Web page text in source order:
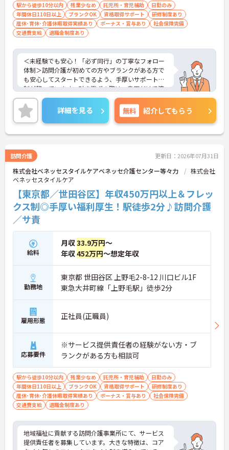
駅から徒歩10分以内 残業少なめ 託児所・育児補助
日勤のみ
年間休日110日以上
ブランクOK 資格取得サポート
研修制度あり
産休･育休･介護休暇取得実績あり
ボーナス・賞与あり
社会保険完備
交通費支給
退職金制度あり
＜未経験でも安心！「必ず同行」の丁寧なフォロー
体制＞訪問介護が初めての方やブランクがある方で
も安心してスタートできるよう、手厚いサポート体
制が整っています。引き継ぎの際は、書面だけで済
ませることはなく、必ず先輩スタッフが同行して丁
寧に指導を行います。 ご利用者様の住み慣れたご自
宅で、1対1でじっくりと向き合うケアができるた
め、「もっと丁寧に、親切に介護をしたい」という
想いをお持ちの方にぴったりの環境です。
ミ」の割引や保育手当など、ベネッセグループなら
ではの家族向け福利厚生が非常に充実しています。
産前産後・育児休暇の取得実績や復帰支援はもちろ
ん、お子様の看護休暇や、ご家族の介護休暇・短縮
勤務制度なども整備されています。ライフステージ
が変わっても、制度を活用しながら長く働き続けら
れる、スタッフに優しい職場です。
詳細を見る 無料 紹介してもらう
訪問介護 更新日：2026年07月31日
株式会社ベネッセスタイルケアベネッセ介護センター等々力
株式会社
ベネッセスタイルケア
【東京都／世田谷区】年収450万円以上＆フレッ
クス制◎手厚い福利厚生！駅徒歩2分♪訪問介護
／サ責
給料
月収33.9万円～
年収452万円～想定年収
勤務地
東京都 世田谷区 上野毛2-8-12 川口ビル1F
東急大井町線「上野毛駅」徒歩2分
雇用形態 正社員(正職員)
応募要件
※サービス提供責任者の経験がない方・ブ
ランクがある方も相談可
駅から徒歩10分以内 残業少なめ 託児所・育児補助
日勤のみ
年間休日110日以上
ブランクOK 資格取得サポート
研修制度あり
産休･育休･介護休暇取得実績あり
ボーナス・賞与あり
社会保険完備
交通費支給
退職金制度あり
地域福祉に貢献する訪問介護事業所にて、サービス
提供責任者を募集しています。大きな特徴は、コア